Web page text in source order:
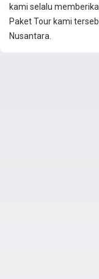
kami selalu
Paket Tour kami
Nusantara.